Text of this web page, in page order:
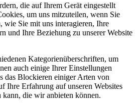
die auf Ihrem Gerät eingestellt
um uns mitzuteilen, wenn Sie
wie Sie mit uns interagieren, Ihre
und Ihre Beziehung zu unserer Website
Kategorienüberschriften, um
auch einige Ihrer Einstellungen
das Blockieren einiger Arten von
Ihre Erfahrung auf unseren Websites
kann, die wir anbieten können.